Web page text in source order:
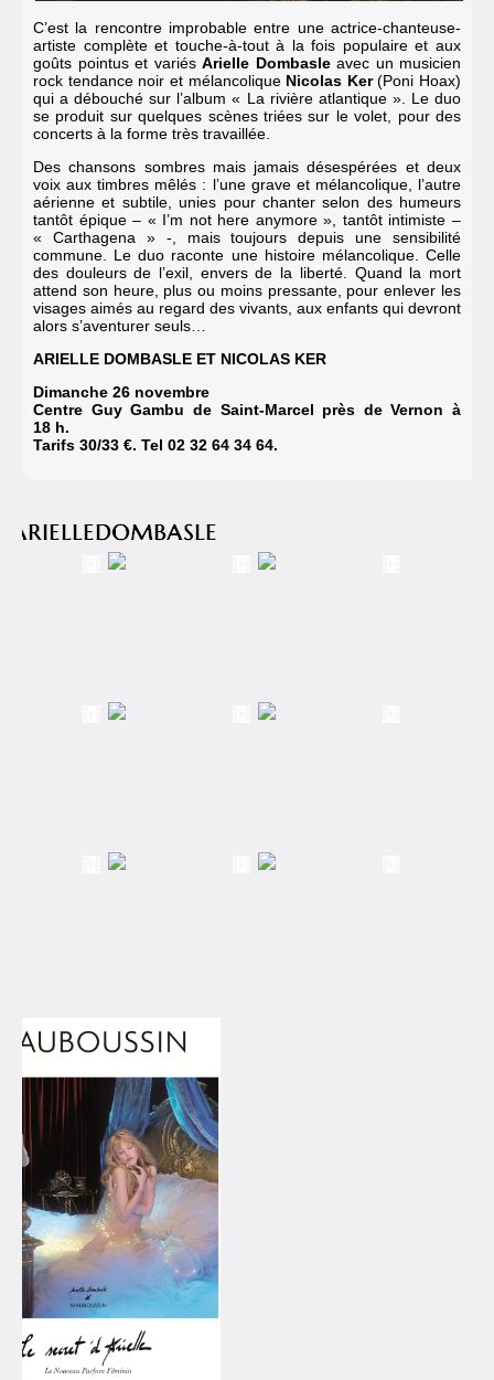
C’est la rencontre improbable entre une actrice-chanteuse-
artiste complète et touche-à-tout à la fois populaire et aux
goûts pointus et variés Arielle Dombasle avec un musicien
rock tendance noir et mélancolique Nicolas Ker(Poni Hoax)
qui a débouché sur l’album « La rivière atlantique». Le duo
se produit sur quelques scènes triées sur le volet, pour des
concerts à la forme très travaillée.
Des chansons sombres mais jamais désespérées et deux
voix aux timbres mêlés : l’une grave et mélancolique, l’autre
aérienne et subtile, unies pour chanter selon des humeurs
tantôt épique – « I’m not here anymore», tantôt intimiste –
« Carthagena» -, mais toujours depuis une sensibilité
commune. Le duo raconte une histoire mélancolique. Celle
des douleurs de l’exil, envers de la liberté. Quand la mort
attend son heure, plus ou moins pressante, pour enlever les
visages aimés au regard des vivants, aux enfants qui devront
alors s’aventurer seuls…
ARIELLE DOMBASLE ET NICOLAS KER
Dimanche 26 novembre
Centre Guy Gambu de Saint-Marcel près de Vernon à
18 h.
Tarifs 30/33 €. Tel 02 32 64 34 64.